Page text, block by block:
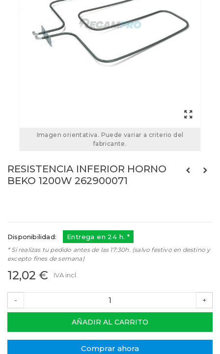
Imagen orientativa. Puede variar a criterio del
fabricante.
RESISTENCIA INFERIOR HORNO
BEKO 1200W 262900071
Disponibilidad: Entrega en 24 h. *
* Si realizas tu pedido antes de las 17:30h. (salvo festivo en destino y
excepto fines de semana)
12,02 € IVA incl.
- +
AÑADIR AL CARRITO
Comprar ahora